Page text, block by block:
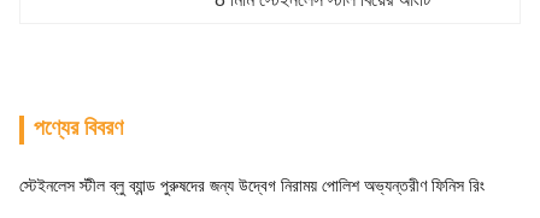
পণ্যের বিবরণ
স্টেইনলেস স্টীল ব্লু ব্যান্ড পুরুষদের জন্য উদ্বেগ নিরাময় পোলিশ অভ্যন্তরীণ ফিনিস রিং